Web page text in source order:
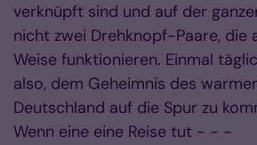
verknüpft sind und auf der
nicht zwei Drehknopf-Paare, die
Weise funktionieren. Einmal
also, dem Geheimnis des
Deutschland auf die Spur zu
Wenn eine eine Reise tut - - -